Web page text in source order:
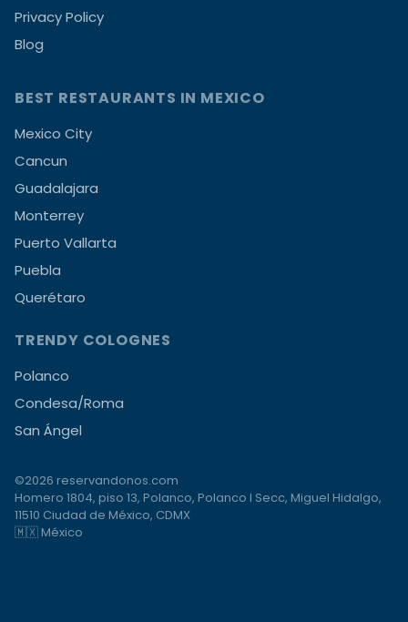
Privacy Policy
Blog
BEST RESTAURANTS IN MEXICO
Mexico City
Cancun
Guadalajara
Monterrey
Puerto Vallarta
Puebla
Querétaro
TRENDY COLOGNES
Polanco
Condesa/Roma
San Ángel
©2026 reservandonos.com
Homero 1804, piso 13, Polanco, Polanco I Secc, Miguel Hidalgo,
11510 Ciudad de México, CDMX
🇲🇽 México